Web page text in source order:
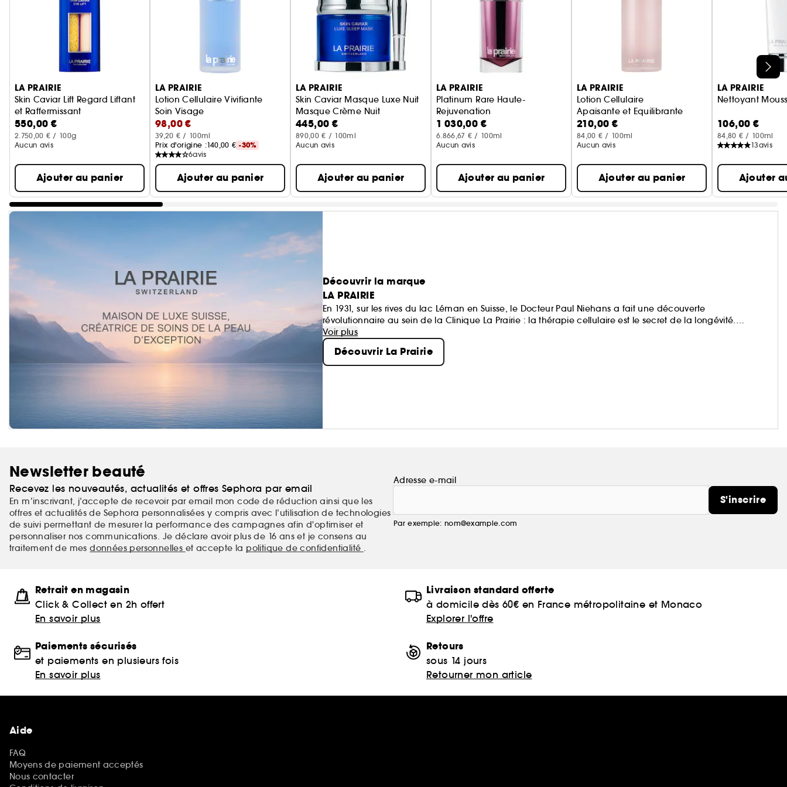
Ignorer le carrousel produits
LA PRAIRIE
Skin Caviar Lift Regard Liftant
et Raffermissant
Sérum yeux Anti-âge
550,00 €
2.750,00 € / 100g
Aucun avis
Ajouter au panier
LA PRAIRIE
Lotion Cellulaire Vivifiante
Soin Visage
98,00 €
39,20 € / 100ml
Prix d'origine :140,00 € -30%
6avis
Ajouter au panier
LA PRAIRIE
Skin Caviar Masque Luxe Nuit
Masque Crème Nuit
445,00 €
890,00 € / 100ml
Aucun avis
Ajouter au panier
LA PRAIRIE
Platinum Rare Haute-
Rejuvenation
Élixir Yeux Sérum
1 030,00 €
6.866,67 € / 100ml
Aucun avis
Ajouter au panier
LA PRAIRIE
Lotion Cellulaire
Apaisante et Equilibrante
210,00 €
84,00 € / 100ml
Aucun avis
Ajouter au panier
LA PRAIRIE
Nettoyant
106,00 €
84,80 € / 100ml
13avis
Ajouter
Découvrir la marque
LA PRAIRIE
En 1931, sur les rives du lac Léman en Suisse, le Docteur Paul Niehans a fait une découverte
révolutionnaire au sein de la Clinique La Prairie : la thérapie cellulaire est le secret de la longévité.
S'appuyant sur cette découverte exceptionnelle, La Prairie élève la science au rang d'art en
sélectionnant des ingrédients précieux enrichis en Complexe Cellulaire Exclusif™ et en développant des
textures actives somptueuses aux propriétés olfactives vibrantes, présentées dans des flacons luxueux.
Voir plus
Découvrir La Prairie
Newsletter beauté
Recevez les nouveautés, actualités et offres Sephora par email
En m’inscrivant, j’accepte de recevoir par email mon code de réduction ainsi que les
offres et actualités de Sephora personnalisées y compris avec l’utilisation de technologies
de suivi permettant de mesurer la performance des campagnes afin d'optimiser et
personnaliser nos communications. Je déclare avoir plus de 16 ans et je consens au
traitement de mesdonnées personnelles et accepte la politique de confidentialité .
Adresse e-mail
Par exemple: nom@example.com
S'inscrire
Retrait en magasin
Click & Collect en 2h offert
En savoir plus
Livraison standard offerte
à domicile dès 60€ en France métropolitaine et Monaco
Explorer l'offre
Paiements sécurisés
et paiements en plusieurs fois
En savoir plus
Retours
sous 14 jours
Retourner mon article
Aide
FAQ
Moyens de paiement acceptés
Nous contacter